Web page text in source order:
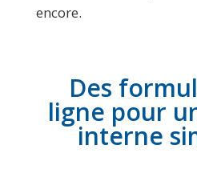
encore.
Des
ligne pour
interne